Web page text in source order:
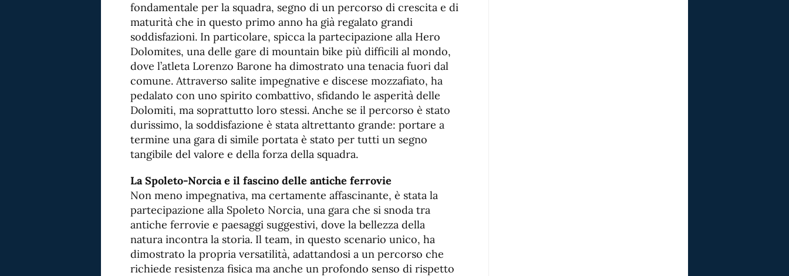
fondamentale per la squadra, segno di un percorso di crescita e di
maturità che in questo primo anno ha già regalato grandi
soddisfazioni. In particolare, spicca la partecipazione alla Hero
Dolomites, una delle gare di mountain bike più difficili al mondo,
dove l’atleta Lorenzo Barone ha dimostrato una tenacia fuori dal
comune. Attraverso salite impegnative e discese mozzafiato, ha
pedalato con uno spirito combattivo, sfidando le asperità delle
Dolomiti, ma soprattutto loro stessi. Anche se il percorso è stato
durissimo, la soddisfazione è stata altrettanto grande: portare a
termine una gara di simile portata è stato per tutti un segno
tangibile del valore e della forza della squadra.
La Spoleto-Norcia e il fascino delle antiche ferrovie
Non meno impegnativa, ma certamente affascinante, è stata la
partecipazione alla Spoleto Norcia, una gara che si snoda tra
antiche ferrovie e paesaggi suggestivi, dove la bellezza della
natura incontra la storia. Il team, in questo scenario unico, ha
dimostrato la propria versatilità, adattandosi a un percorso che
richiede resistenza fisica ma anche un profondo senso di rispetto